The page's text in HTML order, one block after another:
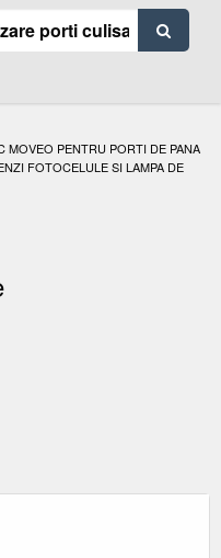
MOVEO PENTRU PORTI DE PANA
FOTOCELULE SI LAMPA DE